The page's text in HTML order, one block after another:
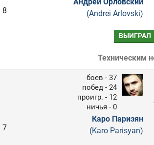
8
(Andrei Arlovski)
ВЫИГРАЛ
Техническим
7
боев - 37
побед - 24
проигр. - 12
ничья - 0
Каро Паризян
(Karo Parisyan)